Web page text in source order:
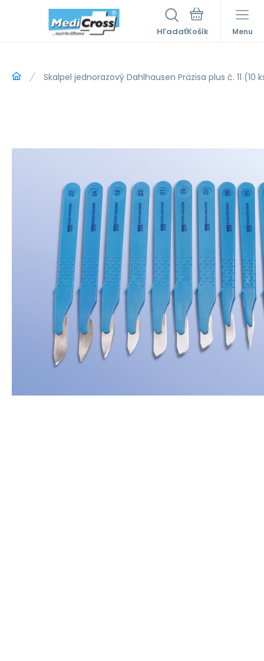
Hľadať Menu
Skalpel jednorazový Dahlhausen Präzisa plus č. 11 (10